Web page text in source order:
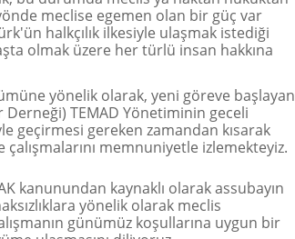
meclise egemen olan bir güç var
halkçılık ilkesiyle ulaşmak istediği
olmak üzere her türlü insan hakkına
yönelik olarak, yeni göreve başlayan
TEMAD Yönetiminin geceli
geçirmesi gereken zamandan kısarak
memnuniyetle izlemekteyiz.
kanunundan kaynaklı olarak assubayın
yönelik olarak meclis
günümüz koşullarına uygun bir